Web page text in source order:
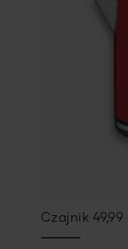
Czajnik 49,99